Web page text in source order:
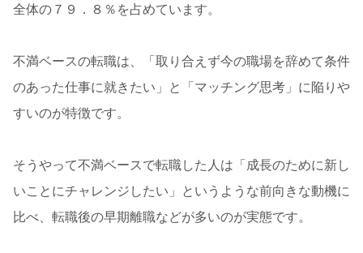
全体の７９．８％を占めています。
不満ベースの転職は、「取り合えず今の職場を辞めて条件
のあった仕事に就きたい」と「マッチング思考」に陥りや
すいのが特徴です。
そうやって不満ベースで転職した人は「成長のために新し
いことにチャレンジしたい」というような前向きな動機に
比べ、転職後の早期離職などが多いのが実態です。